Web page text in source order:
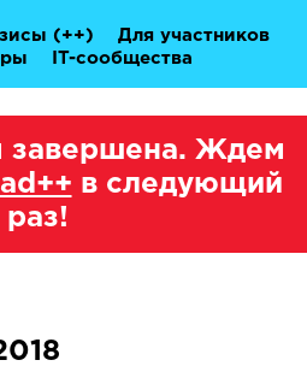
(++)
Для участников
IT-сообщества
завершена. Ждем
в следующий
раз!